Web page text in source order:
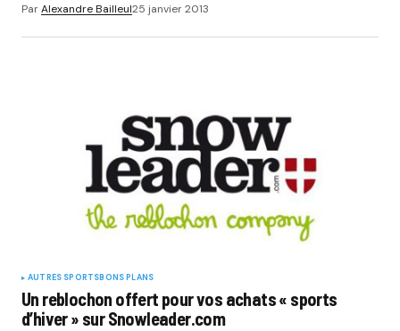
ParAlexandre Bailleul25 janvier 2013
AUTRES SPORTSBONS PLANS
Un reblochon offert pour vos achats « sports
d’hiver » sur Snowleader.com